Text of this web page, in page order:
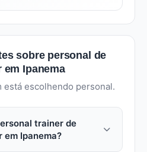
sobre personal de
em Ipanema
está escolhendo personal.
trainer de
Ipanema?